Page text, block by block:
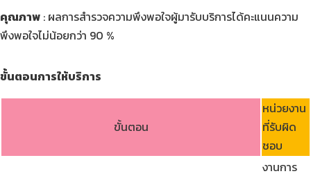
คุณภาพ : ผลการสำรวจความพึงพอใจผู้มารับบริการได้คะแนนความ
พึงพอใจไม่น้อยกว่า 90 %
ขั้นตอนการให้บริการ
ขั้นตอน
หน่วยงาน
ที่รับผิด
ชอบ
งานการ